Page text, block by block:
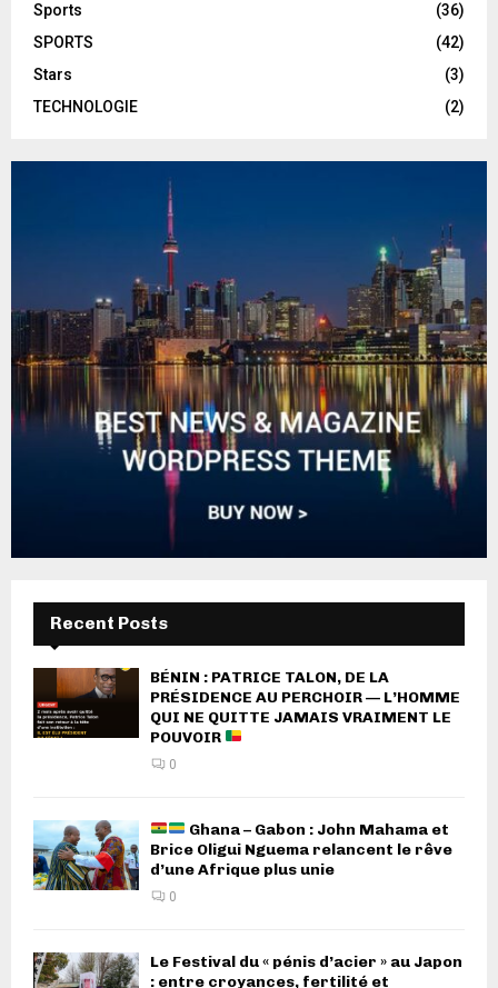
Sports
(36)
SPORTS
(42)
Stars
(3)
TECHNOLOGIE
(2)
Recent Posts
BÉNIN : PATRICE TALON, DE LA
PRÉSIDENCE AU PERCHOIR — L’HOMME
QUI NE QUITTE JAMAIS VRAIMENT LE
POUVOIR
0
Ghana – Gabon : John Mahama et
Brice Oligui Nguema relancent le rêve
d’une Afrique plus unie
0
Le Festival du « pénis d’acier » au Japon
: entre croyances, fertilité et